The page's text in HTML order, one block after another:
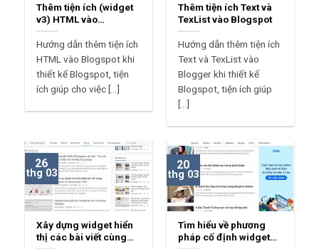
Thêm tiện ích (widget
v3) HTML vào
Blogspot
Hướng dẫn thêm tiện ích
HTML vào Blogspot khi
thiết kế Blogspot, tiện
ích giúp cho việc [...]
Thêm tiện ích Text và
TexList vào Blogspot
Hướng dẫn thêm tiện ích
Text và TexList vào
Blogger khi thiết kế
Blogspot, tiện ích giúp
[...]
Xây dựng widget hiển
thị các bài viết cùng
26
thg 03
Tìm hiểu về phương
pháp cố định widget
20
thg 03